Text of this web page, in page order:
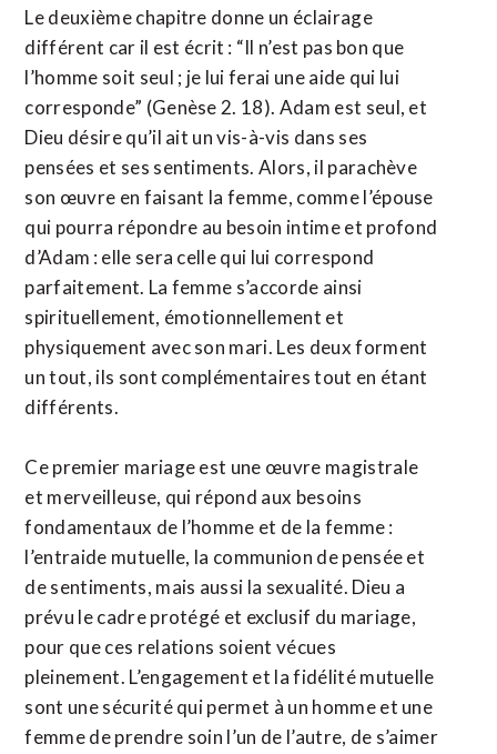
Le deuxième chapitre donne un éclairage
différent car il est écrit : “Il n’est pas bon que
l’homme soit seul ; je lui ferai une aide qui lui
corresponde” (Genèse 2. 18). Adam est seul, et
Dieu désire qu’il ait un vis-à-vis dans ses
pensées et ses sentiments. Alors, il parachève
son œuvre en faisant la femme, comme l’épouse
qui pourra répondre au besoin intime et profond
d’Adam : elle sera celle qui lui correspond
parfaitement. La femme s’accorde ainsi
spirituellement, émotionnellement et
physiquement avec son mari. Les deux forment
un tout, ils sont complémentaires tout en étant
différents.
Ce premier mariage est une œuvre magistrale
et merveilleuse, qui répond aux besoins
fondamentaux de l’homme et de la femme :
l’entraide mutuelle, la communion de pensée et
de sentiments, mais aussi la sexualité. Dieu a
prévu le cadre protégé et exclusif du mariage,
pour que ces relations soient vécues
pleinement. L’engagement et la fidélité mutuelle
sont une sécurité qui permet à un homme et une
femme de prendre soin l’un de l’autre, de s’aimer